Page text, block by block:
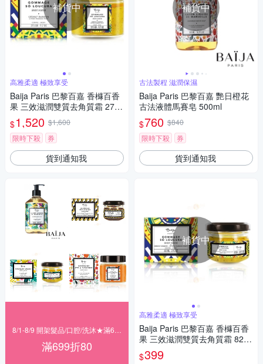
補貨中
高雅柔適 極致享受
Baija Paris 巴黎百嘉 香櫞百香
果 三效滋潤雙質去角質霜 275
GR
$1,520 $1,600
限時下殺
券
貨到通知我
滿699折80
補貨中
古法製程 滋潤保濕
Baija Paris 巴黎百嘉 艷日橙花
古法液體馬賽皂 500ml
$760 $840
限時下殺
券
貨到通知我
補貨中
高雅柔適 極致享受
Baija Paris 巴黎百嘉 香櫞百香
果 三效滋潤雙質去角質霜 82G
$399